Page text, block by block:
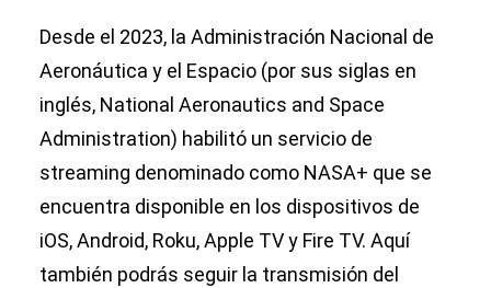
Desde el 2023, la Administración Nacional de
Aeronáutica y el Espacio (por sus siglas en
inglés, National Aeronautics and Space
Administration) habilitó un servicio de
streaming denominado como NASA+ que se
encuentra disponible en los dispositivos de
iOS, Android, Roku, Apple TV y Fire TV. Aquí
también podrás seguir la transmisión del